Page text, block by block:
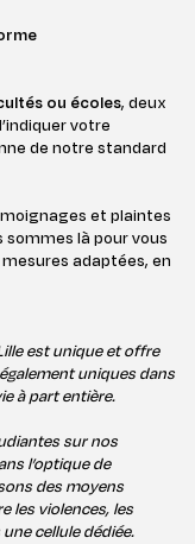
ou écoles, deux
votre
de notre standard
et plaintes
sommes là pour vous
adaptées, en
est unique et offre
uniques dans
à part entière.
sur nos
l’optique de
des moyens
les violences, les
cellule dédiée.